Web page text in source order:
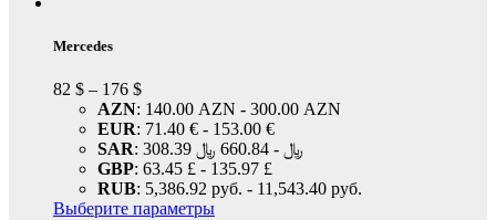
Mercedes
82 $ – 176 $
AZN: 140.00 AZN - 300.00 AZN
EUR: 71.40 € - 153.00 €
SAR: 308.39 ﷼ - 660.84 ﷼
GBP: 63.45 £ - 135.97 £
RUB: 5,386.92 руб. - 11,543.40 руб.
Выберите параметры